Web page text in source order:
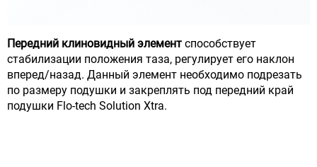
Передний клиновидный элемент способствует
стабилизации положения таза, регулирует его наклон
вперед/назад. Данный элемент необходимо подрезать
по размеру подушки и закреплять под передний край
подушки Flo-tech Solution Xtra.